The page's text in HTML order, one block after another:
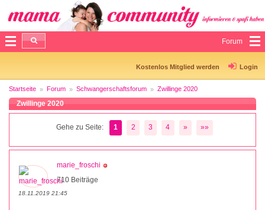
Forum
Kostenlos Mitglied werden Login
Startseite Forum Schwangerschaftsforum Zwillinge 2020
Zwillinge 2020
Gehe zu Seite: 1 2 3 4 » »»
marie_froschi
710 Beiträge
18.11.2019 21:45